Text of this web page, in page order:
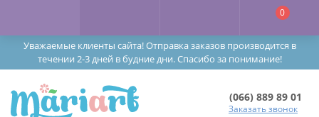
Уважаемые клиенты сайта! Отправка заказов производится в
течении 2-3 дней в будние дни. Спасибо за понимание!
0
(066) 889 89 01
Заказать звонок